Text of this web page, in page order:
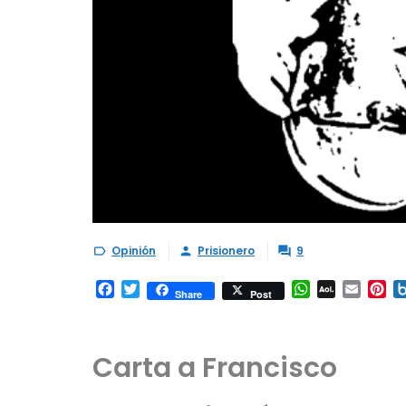
 Opinión  Prisionero  9
Facebook
TwitterShare Post WhatsApp
AOL Email
Carta a Francisco